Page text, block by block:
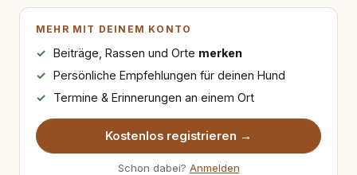
MEHR MIT DEINEM KONTO
Beiträge, Rassen und Orte merken
Persönliche Empfehlungen für deinen Hund
Termine & Erinnerungen an einem Ort
Kostenlos registrieren →
Schon dabei? Anmelden